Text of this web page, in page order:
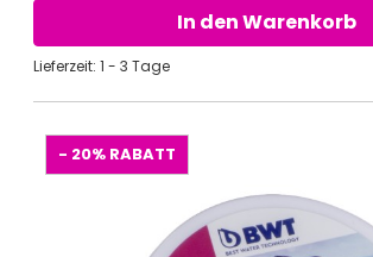
In den Warenkorb
Lieferzeit: 1 - 3 Tage
- 20% RABATT